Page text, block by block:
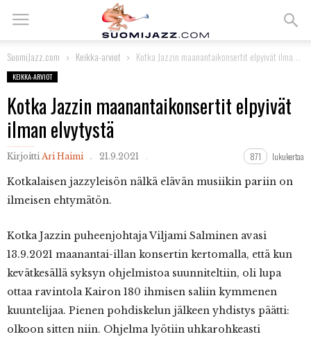
SuomiJazz.com Keikka-arviot Kotka Jazzin maanantaikonsertit elpyivät ilman elvytystä
KEIKKA-ARVIOT
Kotka Jazzin maanantaikonsertit elpyivät
ilman elvytystä
Kirjoitti Ari Haimi 21.9.2021 871 lukukertaa
Kotkalaisen jazzyleisön nälkä elävän musiikin pariin on
ilmeisen ehtymätön.
Kotka Jazzin puheenjohtaja Viljami Salminen avasi
13.9.2021 maanantai-illan konsertin kertomalla, että kun
kevätkesällä syksyn ohjelmistoa suunniteltiin, oli lupa
ottaa ravintola Kairon 180 ihmisen saliin kymmenen
kuuntelijaa. Pienen pohdiskelun jälkeen yhdistys päätti:
olkoon sitten niin. Ohjelma lyötiin uhkarohkeasti